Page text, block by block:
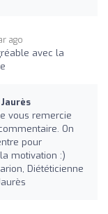
ago
avec la
vous remercie
On
pour
motivation :)
Diététicienne